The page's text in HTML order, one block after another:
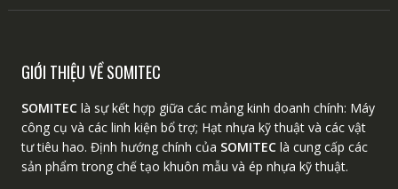
GIỚI THIỆU VỀ SOMITEC
SOMITEClà sự kết hợp giữa các mảng kinh doanh chính: Máy
công cụ và các linh kiện bổ trợ; Hạt nhựa kỹ thuật và các vật
tư tiêu hao. Định hướng chính của SOMITEClà cung cấp các
sản phẩm trong chế tạo khuôn mẫu và ép nhựa kỹ thuật.